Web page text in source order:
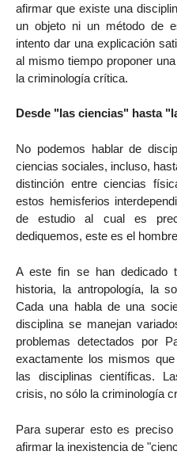
afirmar que existe una
un objeto ni un método de
intento dar una explicación
al mismo tiempo proponer
la criminología crítica.
Desde "las ciencias" hasta
No podemos hablar de
ciencias sociales, incluso,
distinción entre ciencias
estos hemisferios
de estudio al cual es
dediquemos, este es el
A este fin se han dedicado
historia, la antropología, la
Cada una habla de una
disciplina se manejan
problemas detectados por
exactamente los mismos
las disciplinas científicas.
crisis, no sólo la criminología
Para superar esto es
afirmar la inexistencia de